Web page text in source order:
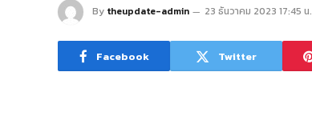
By theupdate-admin 23 ธันวาคม 2023 17:45 น.
Facebook Twitter